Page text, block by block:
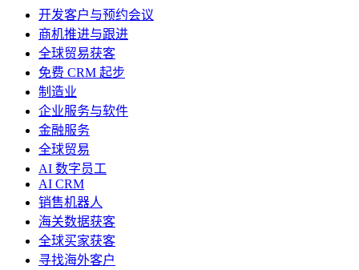
开发客户与预约会议
商机推进与跟进
全球贸易获客
免费 CRM 起步
制造业
企业服务与软件
金融服务
全球贸易
AI 数字员工
AI CRM
销售机器人
海关数据获客
全球买家获客
寻找海外客户